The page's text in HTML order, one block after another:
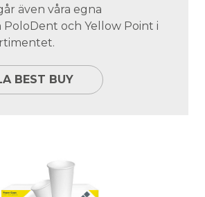
även våra egna
och Yellow Point i
BEST BUY